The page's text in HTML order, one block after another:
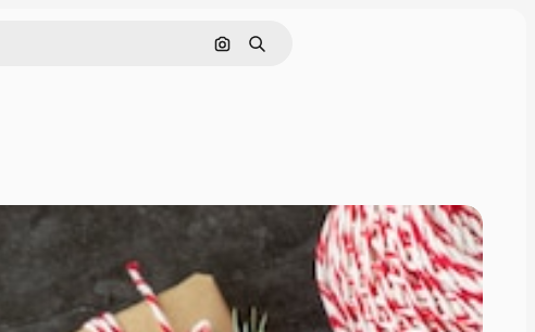
Cerca per immagine
Ricerca